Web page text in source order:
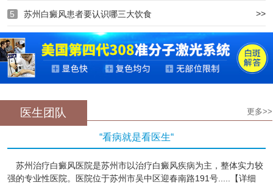
5 苏州白癜风患者要认识哪三大饮食 >>
医生团队 更多>>
“看病就是看医生“
苏州治疗白癜风医院是苏州市以治疗白癜风疾病为主，整体实力较
强的专业性医院。医院位于苏州市吴中区迎春南路191号.....【详细